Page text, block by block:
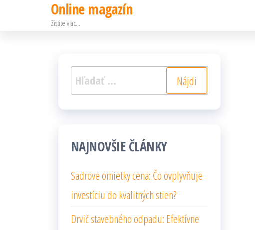
Online magazín
Zistite viac…
Hľadať:
NAJNOVŠIE ČLÁNKY
Sadrove omietky cena: Čo ovplyvňuje
investíciu do kvalitných stien?
Drvič stavebného odpadu: Efektívne